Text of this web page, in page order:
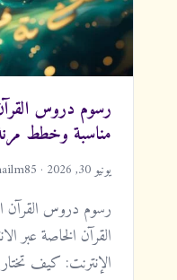
رسوم دروس
مناسبة وخطط
يونيو 30, 2026 · mahmoudismailm85
رسوم دروس القرآن
القرآن الخاصة عبر
الإنترنت: كيف تختار الأنسب